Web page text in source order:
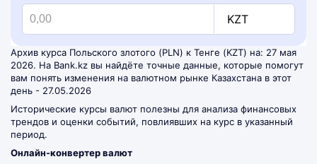
KZT
Архив курса Польского злотого (PLN) к Тенге (KZT) на: 27 мая
2026. На Bank.kz вы найдёте точные данные, которые помогут
вам понять изменения на валютном рынке Казахстана в этот
день - 27.05.2026
Исторические курсы валют полезны для анализа финансовых
трендов и оценки событий, повлиявших на курс в указанный
период.
Онлайн-конвертер валют